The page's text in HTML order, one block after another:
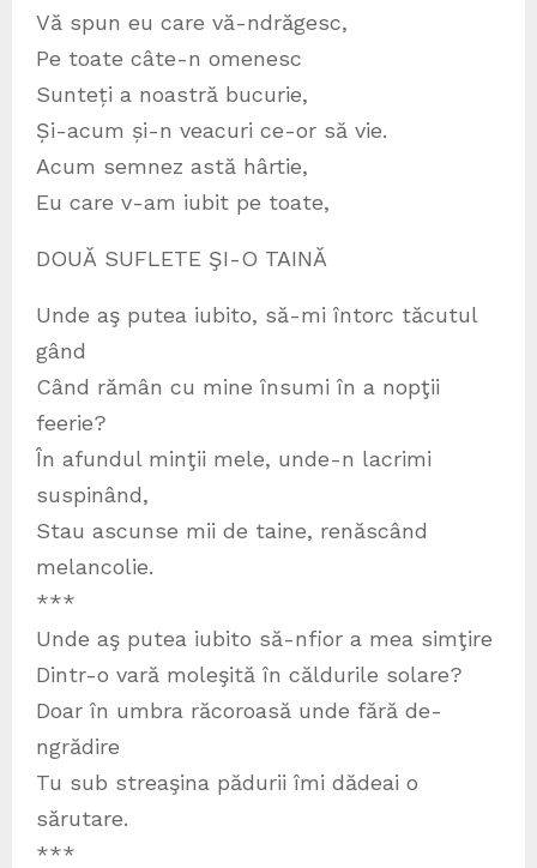
Vă spun eu care vă-ndrăgesc,
Pe toate câte-n omenesc
Sunteți a noastră bucurie,
Și-acum și-n veacuri ce-or să vie.
Acum semnez astă hârtie,
Eu care v-am iubit pe toate,
DOUĂ SUFLETE ŞI-O TAINĂ
Unde aş putea iubito, să-mi întorc tăcutul
gând
Când rămân cu mine însumi în a nopţii
feerie?
În afundul minţii mele, unde-n lacrimi
suspinând,
Stau ascunse mii de taine, renăscând
melancolie.
***
Unde aş putea iubito să-nfior a mea simţire
Dintr-o vară moleşită în căldurile solare?
Doar în umbra răcoroasă unde fără de-
ngrădire
Tu sub streaşina pădurii îmi dădeai o
sărutare.
***